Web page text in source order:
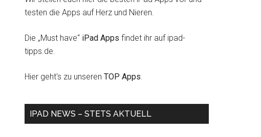
testen die Apps auf Herz und Nieren.
Die „Must have“ iPad Apps findet ihr auf ipad-
tipps.de.
Hier geht's zu unseren TOP Apps.
IPAD NEWS – STETS AKTUELL